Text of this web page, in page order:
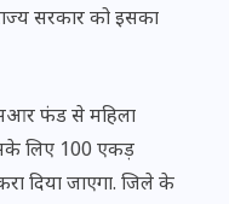
सरकार को इसका
फंड से महिला
लिए 100 एकड़
दिया जाएगा. जिले के